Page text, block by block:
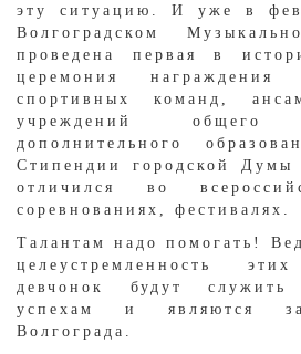
эту ситуацию. И уже в
Волгоградском
проведена первая в
церемония награждения
спортивных команд,
учреждений
дополнительного
Стипендии городской
отличился во
соревнованиях, фестивалях.
Талантам надо помогать!
целеустремленность
девчонок будут
успехам и являются
Волгограда.